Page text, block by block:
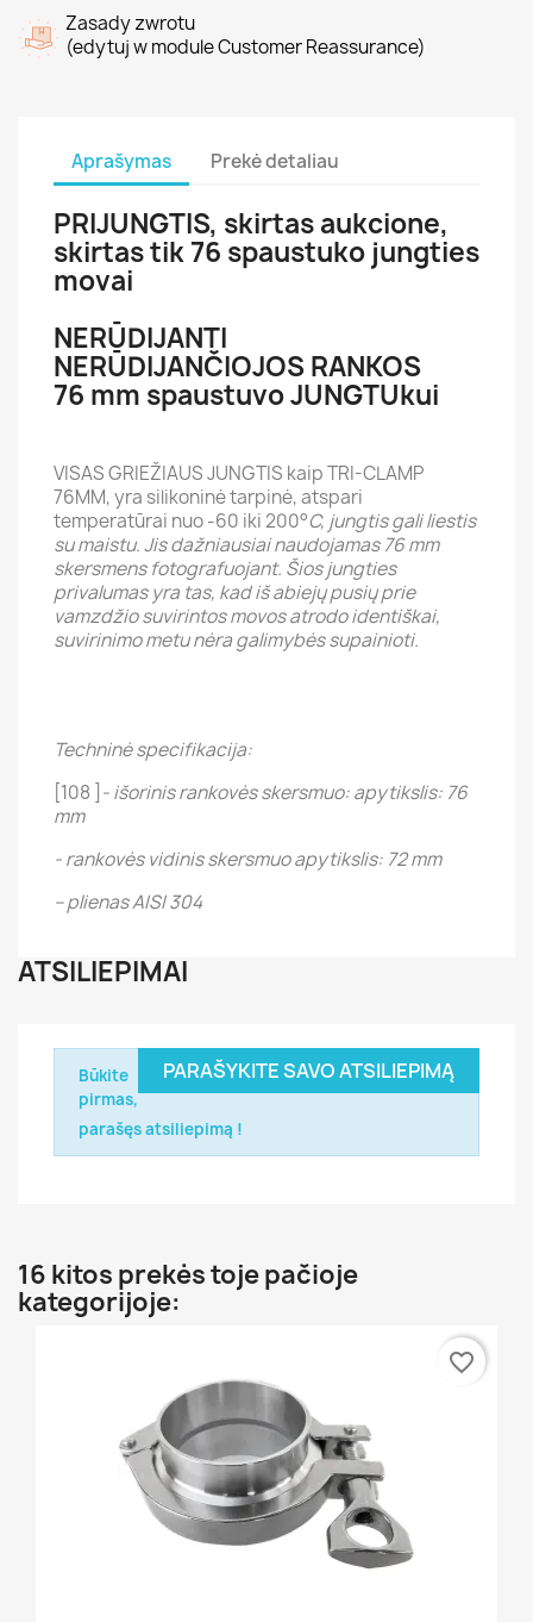
Zasady zwrotu
(edytuj w module Customer Reassurance)
Aprašymas Prekė detaliau
PRIJUNGTIS, skirtas aukcione,
skirtas tik 76 spaustuko jungties
movai
NERŪDIJANTI
NERŪDIJANČIOJOS RANKOS
76 mm spaustuvo JUNGTUkui
VISAS GRIEŽIAUS JUNGTIS kaip TRI-CLAMP
76MM, yra silikoninė tarpinė, atspari
temperatūrai nuo -60 iki 200°C, jungtis gali liestis
su maistu. Jis dažniausiai naudojamas 76 mm
skersmens fotografuojant. Šios jungties
privalumas yra tas, kad iš abiejų pusių prie
vamzdžio suvirintos movos atrodo identiškai,
suvirinimo metu nėra galimybės supainioti.
Techninė specifikacija:
[108 ] - išorinis rankovės skersmuo: apytikslis: 76
mm
- rankovės vidinis skersmuo apytikslis: 72 mm
– plienas AISI 304
ATSILIEPIMAI
PARAŠYKITE SAVO ATSILIEPIMĄ
Būkite
pirmas,
parašęs atsiliepimą !
16 kitos prekės toje pačioje
kategorijoje:
favorite_border